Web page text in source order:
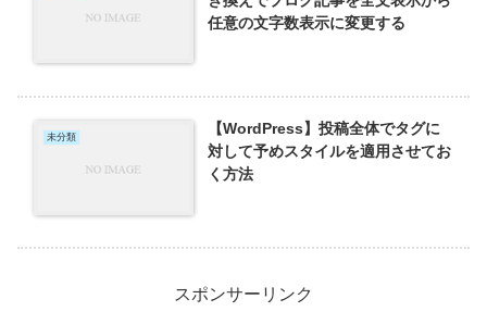
任意の文字数表示に変更する
未分類
【WordPress】投稿全体でタグに
対して予めスタイルを適用させてお
く方法
スポンサーリンク